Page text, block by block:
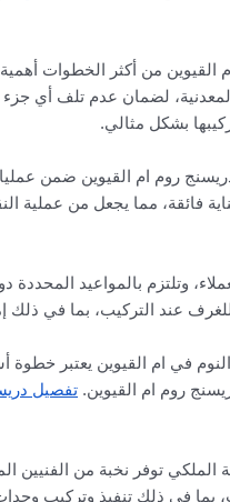
من أكثر الخطوات
لضمان عدم تلف أي
بشكل مثالي.
روم ام القيوين ضمن
فائقة، مما يجعل من
وتلتزم بالمواعيد المحددة
عند التركيب، بما في
في ام القيوين يعتبر
روم ام القيوين. تفصيل
توفر نخبة من الفنيين
بما في ذلك تنفيذ وتركيب